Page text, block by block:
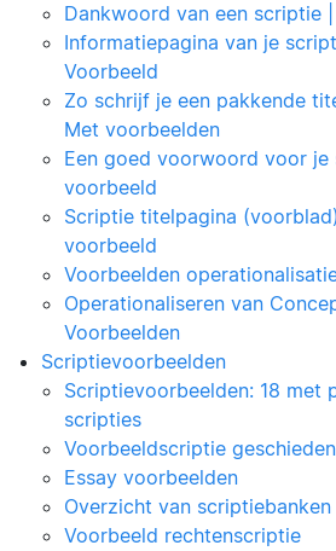
Dankwoord van een scriptie
Informatiepagina van je
Voorbeeld
Zo schrijf je een pakkende
Met voorbeelden
Een goed voorwoord voor
voorbeeld
Scriptie titelpagina
voorbeeld
Voorbeelden
Operationaliseren van
Voorbeelden
Scriptievoorbeelden
Scriptievoorbeelden: 18 met
scripties
Voorbeeldscriptie
Essay voorbeelden
Overzicht van
Voorbeeld rechtenscriptie